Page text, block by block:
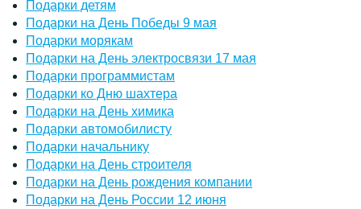
Подарки детям
Подарки на День Победы 9 мая
Подарки морякам
Подарки на День электросвязи 17 мая
Подарки программистам
Подарки ко Дню шахтера
Подарки на День химика
Подарки автомобилисту
Подарки начальнику
Подарки на День строителя
Подарки на День рождения компании
Подарки на День России 12 июня